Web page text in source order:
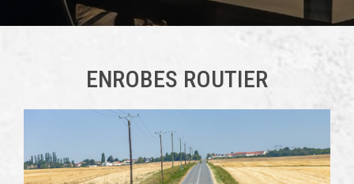
ENROBES ROUTIER